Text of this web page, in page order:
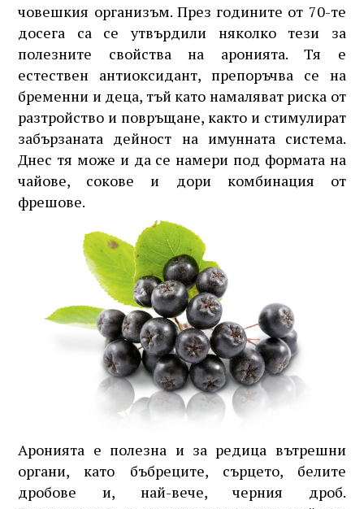
човешкия организъм. През годините от 70-те
досега са се утвърдили няколко тези за
полезните свойства на аронията. Тя е
естествен антиоксидант, препоръчва се на
бременни и деца, тъй като намаляват риска от
разтройство и повръщане, както и стимулират
забързаната дейност на имунната система.
Днес тя може и да се намери под формата на
чайове, сокове и дори комбинация от
фрешове.
Аронията е полезна и за редица вътрешни
органи, като бъбреците, сърцето, белите
дробове и, най-вече, черния дроб.